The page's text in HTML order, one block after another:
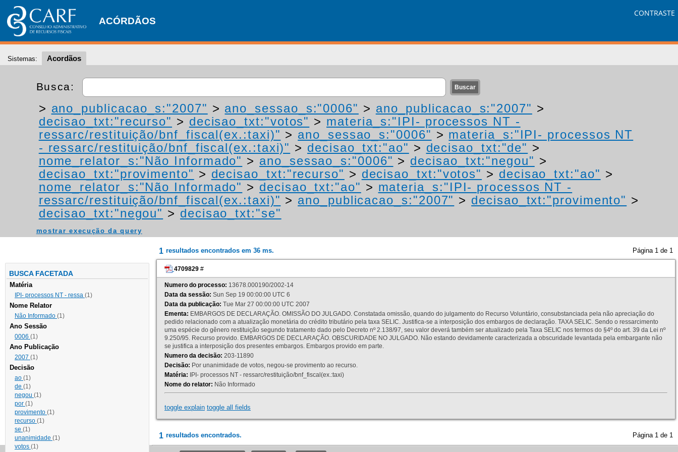
ACÓRDÃOS
CONTRASTE
Sistemas: Acordãos
Busca:
> ano_publicacao_s:"2007" > ano_sessao_s:"0006" > ano_publicacao_s:"2007" >
decisao_txt:"recurso" > decisao_txt:"votos" > materia_s:"IPI- processos NT -
ressarc/restituição/bnf_fiscal(ex.:taxi)" > ano_sessao_s:"0006" > materia_s:"IPI- processos NT
- ressarc/restituição/bnf_fiscal(ex.:taxi)" > decisao_txt:"ao" > decisao_txt:"de" >
nome_relator_s:"Não Informado" > ano_sessao_s:"0006" > decisao_txt:"negou" >
decisao_txt:"provimento" > decisao_txt:"recurso" > decisao_txt:"votos" > decisao_txt:"ao" >
nome_relator_s:"Não Informado" > decisao_txt:"ao" > materia_s:"IPI- processos NT -
ressarc/restituição/bnf_fiscal(ex.:taxi)" > ano_publicacao_s:"2007" > decisao_txt:"provimento" >
decisao_txt:"negou" > decisao_txt:"se"
mostrar execução da query
BUSCA FACETADA
Matéria
IPI- processos NT - ressa (1)
Nome Relator
Não Informado (1)
Ano Sessão
0006 (1)
Ano Publicação
2007 (1)
Decisão
ao (1)
de (1)
negou (1)
por (1)
provimento (1)
recurso (1)
se (1)
unanimidade (1)
votos (1)
1 resultados encontrados em 36 ms. Página 1 de 1
4709829 #
Numero do processo: 13678.000190/2002-14
Data da sessão: Sun Sep 19 00:00:00 UTC 6
Data da publicação: Tue Mar 27 00:00:00 UTC 2007
Ementa: EMBARGOS DE DECLARAÇÃO. OMISSÃO DO JULGADO. Constatada omissão, quando do julgamento do Recurso Voluntário, consubstanciada pela não apreciação do
pedido relacionado com a atualização monetária do crédito tributário pela taxa SELIC. Justifica-se a interposição dos embargos de declaração. TAXA SELIC. Sendo o ressarcimento
uma espécie do gênero restituição segundo tratamento dado pelo Decreto nº 2.138/97, seu valor deverá também ser atualizado pela Taxa SELIC nos termos do §4º do art. 39 da Lei nº
9.250/95. Recurso provido. EMBARGOS DE DECLARAÇÃO. OBSCURIDADE NO JULGADO. Não estando devidamente caracterizada a obscuridade levantada pela embargante não
se justifica a interposição dos presentes embargos. Embargos provido em parte.
Numero da decisão: 203-11890
Decisão: Por unanimidade de votos, negou-se provimento ao recurso.
Matéria: IPI- processos NT - ressarc/restituição/bnf_fiscal(ex.:taxi)
Nome do relator: Não Informado
toggle explain toggle all fields
1 resultados encontrados. Página 1 de 1